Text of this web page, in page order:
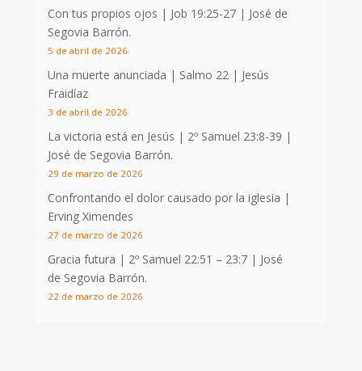
Con tus propios ojos | Job 19:25-27| José de
Segovia Barrón.
5 de abril de 2026
Una muerte anunciada | Salmo 22| Jesús
Fraidíaz
3 de abril de 2026
La victoria está en Jesús | 2º Samuel 23:8-39 |
José de Segovia Barrón.
29 de marzo de 2026
Confrontando el dolor causado por la iglesia |
Erving Ximendes
27 de marzo de 2026
Gracia futura | 2º Samuel 22:51 – 23:7| José
de Segovia Barrón.
22 de marzo de 2026